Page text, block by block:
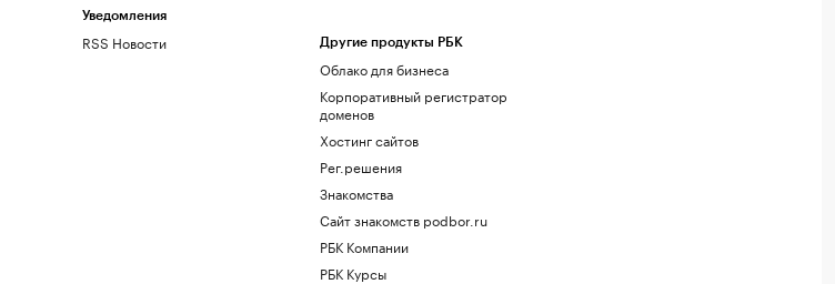
Уведомления
RSS Новости Другие продукты РБК
Облако для бизнеса
Корпоративный регистратор
доменов
Хостинг сайтов
Рег.решения
Знакомства
Сайт знакомств podbor.ru
РБК Компании
РБК Курсы